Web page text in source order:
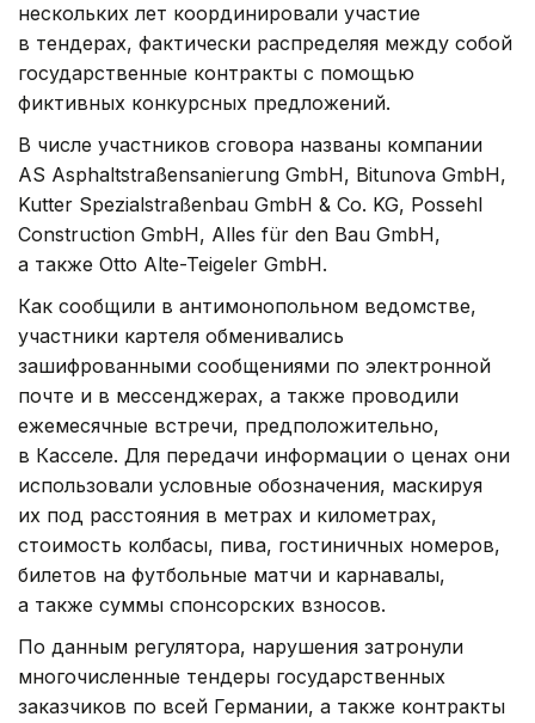
нескольких лет координировали участие
в тендерах, фактически распределяя между собой
государственные контракты с помощью
фиктивных конкурсных предложений.
В числе участников сговора названы компании
AS Asphaltstraßensanierung GmbH, Bitunova GmbH,
Kutter Spezialstraßenbau GmbH & Co. KG, Possehl
Construction GmbH, Alles für den Bau GmbH,
а также Otto Alte-Teigeler GmbH.
Как сообщили в антимонопольном ведомстве,
участники картеля обменивались
зашифрованными сообщениями по электронной
почте и в мессенджерах, а также проводили
ежемесячные встречи, предположительно,
в Касселе. Для передачи информации о ценах они
использовали условные обозначения, маскируя
их под расстояния в метрах и километрах,
стоимость колбасы, пива, гостиничных номеров,
билетов на футбольные матчи и карнавалы,
а также суммы спонсорских взносов.
По данным регулятора, нарушения затронули
многочисленные тендеры государственных
заказчиков по всей Германии, а также контракты